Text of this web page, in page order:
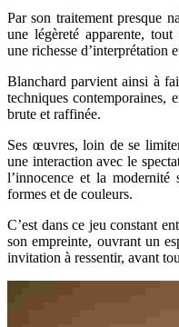
Par son traitement presque
une légèreté apparente,
une richesse d’interprétation
Blanchard parvient ainsi à
techniques
brute et raffinée.
Ses œuvres, loin de se
une interaction avec le
l’innocence et la modernité
formes et de couleurs.
C’est dans ce jeu constant
son empreinte, ouvrant un
invitation à ressentir, avant